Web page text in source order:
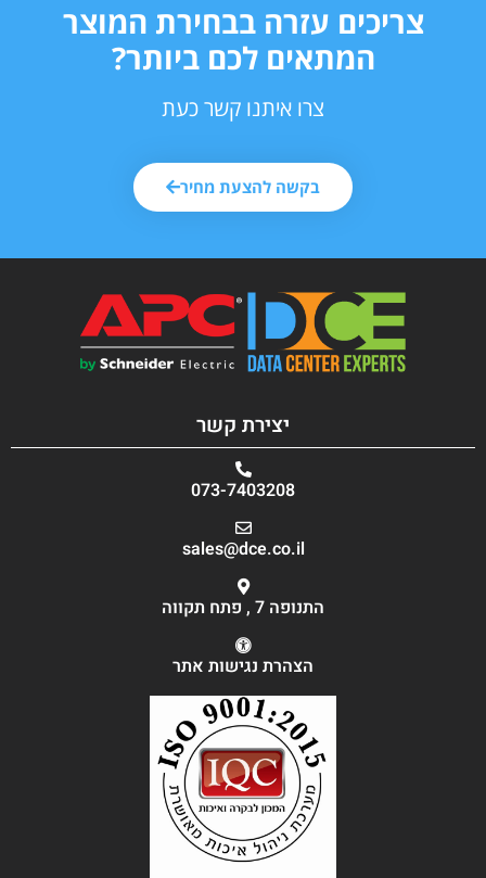
צריכים עזרה בבחירת המוצר
המתאים לכם ביותר?
צרו איתנו קשר כעת
בקשה להצעת מחיר
יצירת קשר
073-7403208
sales@dce.co.il
התנופה 7 , פתח תקווה
הצהרת נגישות אתר